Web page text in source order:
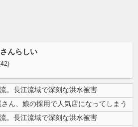
んらしい
。長江流域で深刻な洪水被害
さん、娘の採用で人気店になってしまう
。長江流域で深刻な洪水被害